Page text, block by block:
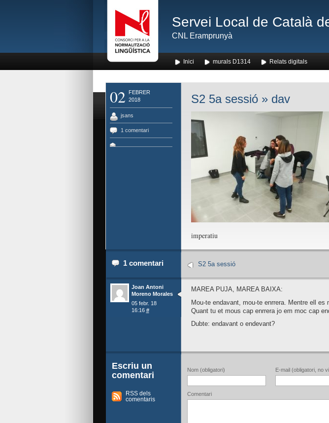
Servei Local de Català
CNL Eramprunyà
Inici murals D1314 Relats digitals
02
FEBRER
2018
jsans
1 comentari
S2 5a sessió» dav
imperatiu
1 comentari S2 5a sessió
Joan Antoni
Moreno Morales
05 febr. 18
16:16 #
MAREA PUJA, MAREA BAIXA:
Mou-te endavant, mou-te enrrera. Mentre ell es
Quant tu et mous cap enrrera jo em moc cap
Dubte: endavant o endevant?
Escriu un
comentari
RSS dels
comentaris
Nom (obligatori) E-mail (obligatori, no
Comentari